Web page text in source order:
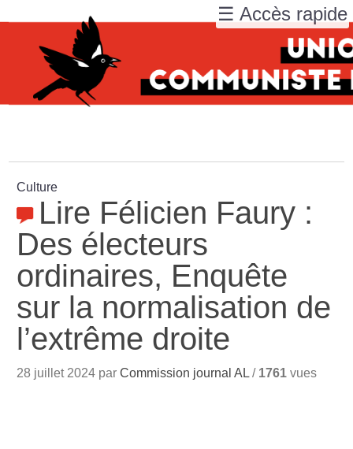
Culture
Lire Félicien Faury :
Des électeurs
ordinaires, Enquête
sur la normalisation de
l’extrême droite
28 juillet 2024 parCommission journal AL / 1761 vues
☰ Accès rapide